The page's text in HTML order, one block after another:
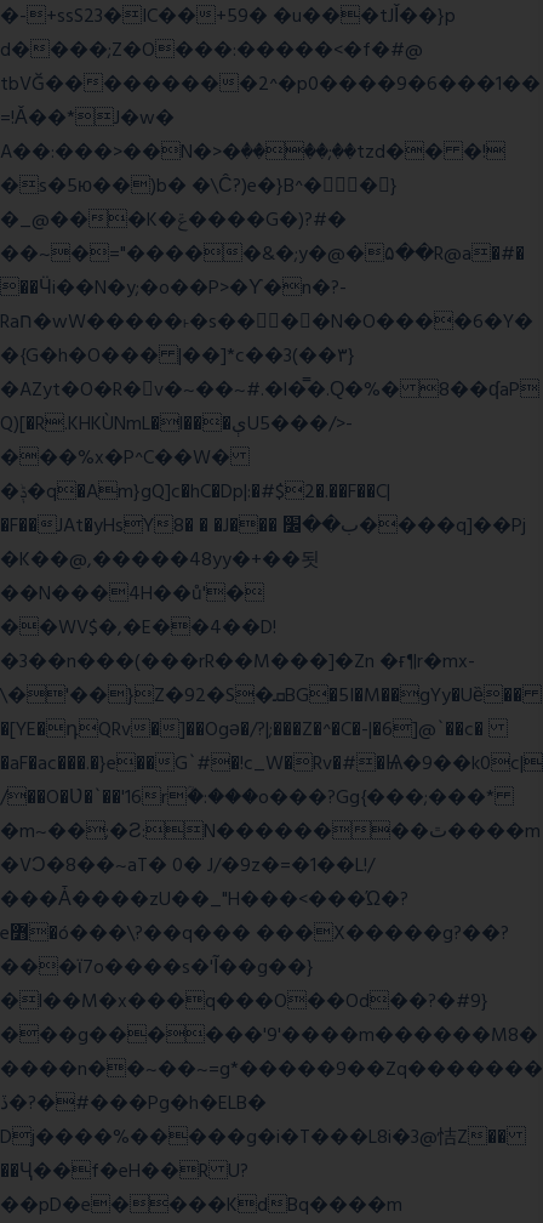
�-+ssS23�IC��+59� �u���tJǏ��}p
d����;Z�O���:�����<�f�#@
tbVĞ���������2^�p0����9�6���1��
=!Ǎ��*J�w�
A��:���>��N�>�ٝ����;��tzd�� �!
�s�5ю��)b� �\Ĉ?)e�}B^��}
�_@���K�ݝ����G�)?#�
��~�="�����&�;y�@�۵��R@a�#�
��Ӵi��N�y;�o��P>�ϒ�n�?­
Raח�wW�����˫�s����N�O����6�Y�
�{G�h�O��� |��]*c��3(��٣}
�AZyt�O�R�v�~��~#.�l�̿�.Ԛ�%� 8��ʠaP
Q)[�R.KHKÙNmL�l���ېU5���/>-
���%x�P^C��W�
�ݙ�q�Am}gQ]c�hC�Dp|:�#$2�.��F��C|
�F��JAt�yHsY8� � �J��� ب��׼����q]��Pj
�K��@,�����48yy�+��됫
��N���4H��ů'�
��WV$�,�E��4��D!
�3��n���(���rR��M���]�Zn �ғ¶r�mx-
\�'��}Z�92�S�ܩBG�5I�M��gYy�Uȅ��
�[YE�դQRv�]��Ogə�/?|;���Z�^�C�-|�6]@`��c�
�aF�ac���.�}e��G`#�!c_W�Rv�#�Ѩ�9��k0c|
/��O�Ʋ�`��'16rؒ�:���o���?Gg{���;���*
�m~��;�Ƨ:N��������ٿ����m
�VϽ�8��~aT� 0� J/�9z�=�1��L!/
���Ǡ����zU��_"H���<���Ώ�?
e߻�ó���\?��q��� ���X�����g?��?
���ϊ7o����s�'Ĩ��g��}
�l��M�x���q���O��Od��?�#9}
���g������'9'����m������M8�
����n��~��~=g*�����9��Zq�������
ڏ�?�#���Pg�h�ELB�
Dj����%�����g�i�T���L8i�3@恄Z��
��Ҷ��f�eH��R U?
��pD�e����KdBq����m